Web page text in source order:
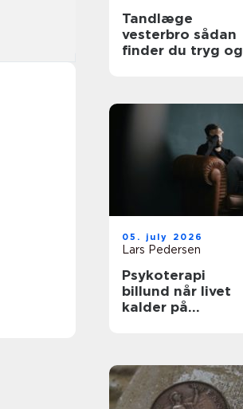
Tandlæge
vesterbro sådan
finder du tryg og
05. july 2026
Lars Pedersen
Psykoterapi
billund når livet
kalder på